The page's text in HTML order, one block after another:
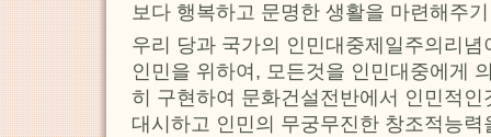
보다 행복하고 문명한 생활을 마련해주
우리 당과 국가의 인민대중제일주의리
인민을 위하여, 모든것을 인민대중에게
히 구현하여 문화건설전반에서 인민적
대시하고 인민의 무궁무진한 창조적능